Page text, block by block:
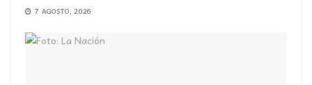
7 AGOSTO, 2026